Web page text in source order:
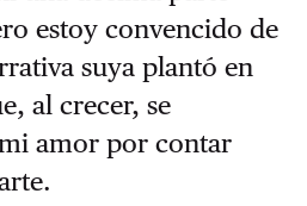
estoy convencido de
suya plantó en
al crecer, se
amor por contar